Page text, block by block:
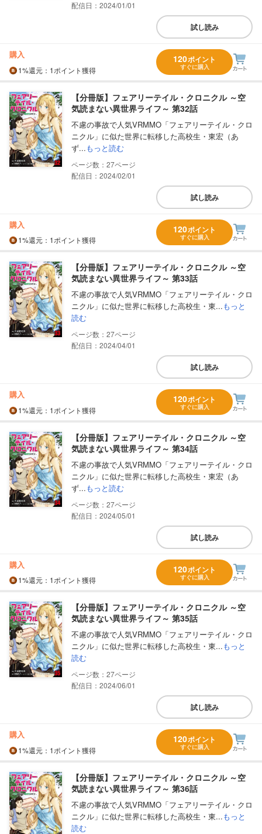
配信日：2024/01/01
試し読み
購入
1%還元 ：1ポイント獲得
120ポイント
すぐに購入
【分冊版】フェアリーテイル・クロニクル ～空
気読まない異世界ライフ～ 第32話
不慮の事故で人気VRMMO「フェアリーテイル・クロ
ニクル」に似た世界に転移した高校生・東宏（あ
ず...もっと読む
27
配信日：2024/02/01
試し読み
購入
1%還元 ：1ポイント獲得
120ポイント
すぐに購入
【分冊版】フェアリーテイル・クロニクル ～空
気読まない異世界ライフ～ 第33話
不慮の事故で人気VRMMO「フェアリーテイル・クロ
ニクル」に似た世界に転移した高校生・東...もっと
読む
27
配信日：2024/04/01
試し読み
購入
1%還元 ：1ポイント獲得
120ポイント
すぐに購入
【分冊版】フェアリーテイル・クロニクル ～空
気読まない異世界ライフ～ 第34話
不慮の事故で人気VRMMO「フェアリーテイル・クロ
ニクル」に似た世界に転移した高校生・東宏（あ
ず...もっと読む
27
配信日：2024/05/01
試し読み
購入
1%還元 ：1ポイント獲得
120ポイント
すぐに購入
【分冊版】フェアリーテイル・クロニクル ～空
気読まない異世界ライフ～ 第35話
不慮の事故で人気VRMMO「フェアリーテイル・クロ
ニクル」に似た世界に転移した高校生・東...もっと
読む
27
配信日：2024/06/01
試し読み
購入
1%還元 ：1ポイント獲得
120ポイント
すぐに購入
【分冊版】フェアリーテイル・クロニクル ～空
気読まない異世界ライフ～ 第36話
不慮の事故で人気VRMMO「フェアリーテイル・クロ
ニクル」に似た世界に転移した高校生・東...もっと
読む